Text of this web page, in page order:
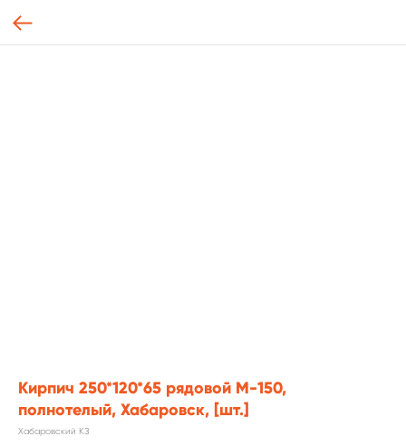
Кирпич 250*120*65 рядовой М-150,
полнотелый, Хабаровск, [шт.]
Хабаровский КЗ